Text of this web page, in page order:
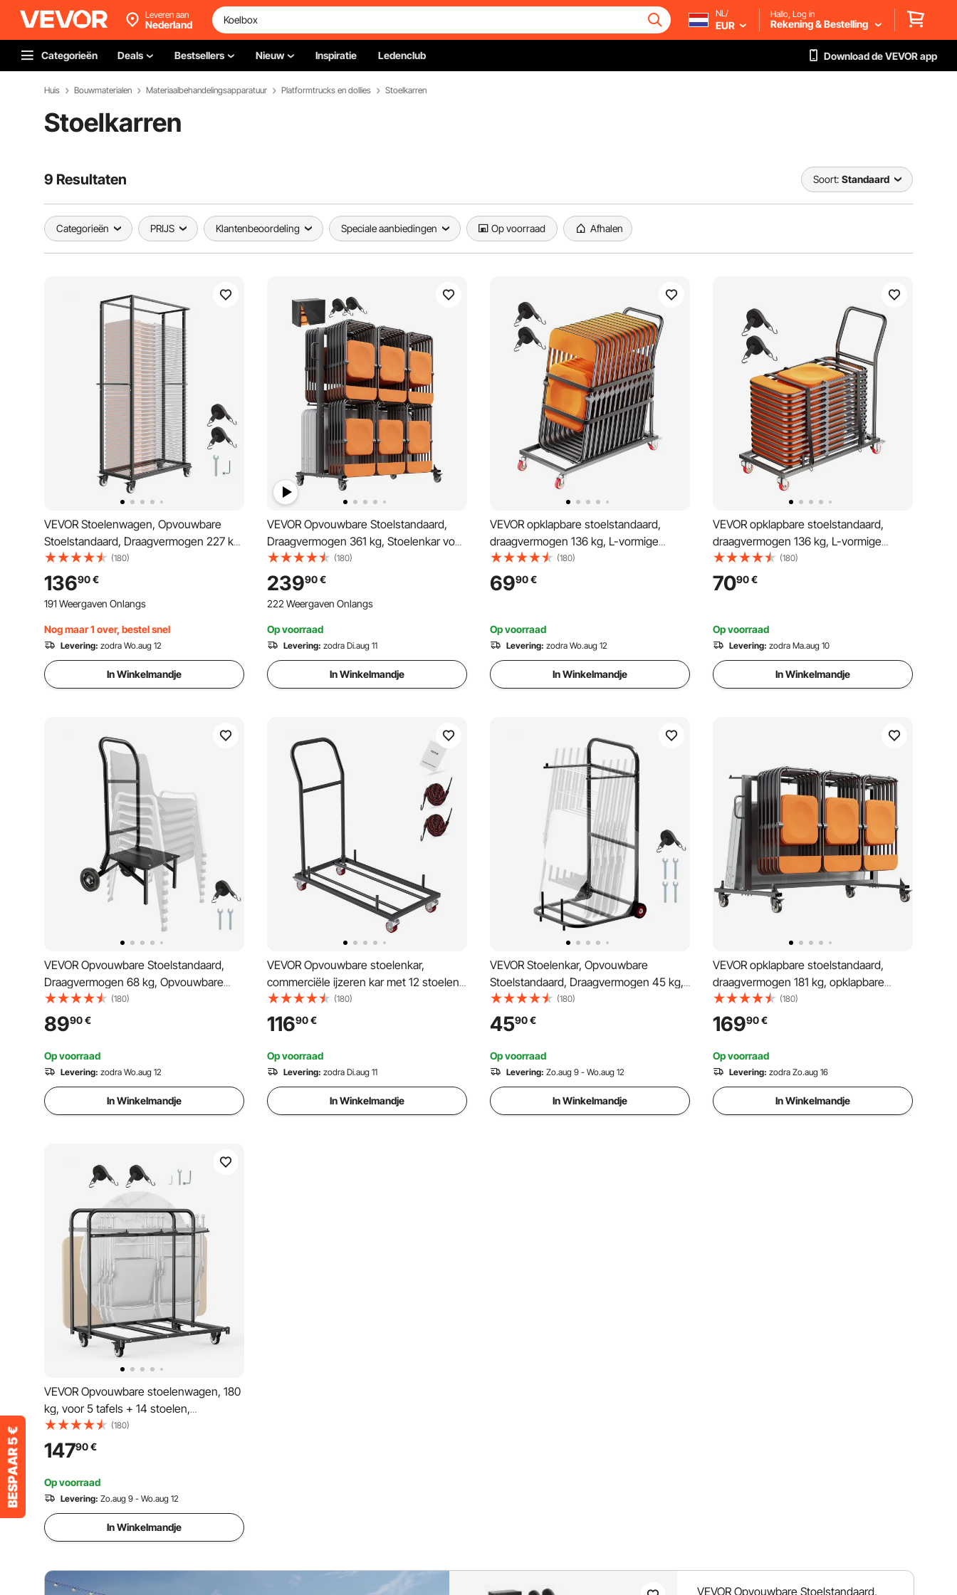
Leveren aan
Nederland
NL/
EUR
Hallo, Log in
Rekening & Bestelling
Categorieën Deals Bestsellers Nieuw Inspiratie Ledenclub Download de VEVOR app
Huis Bouwmaterialen Materiaalbehandelingsapparatuur Platformtrucks en dollies Stoelkarren
Stoelkarren
9 Resultaten Soort: Standaard
Categorieën PRIJS Klantenbeoordeling Speciale aanbiedingen Op voorraad Afhalen
VEVOR Stoelenwagen, Opvouwbare
Stoelstandaard, Draagvermogen 227 kg,
Robuuste Stoelenwagen voor 60
Stoelen, Metalen Stoelstandaard met
Zwenkwielen en Vergrendelbare Wielen,
voor Feesten en Evenementen, Hotels,
Matzwart
(180)
13690€
191 Weergaven Onlangs
Nog maar 1 over, bestel snel
Levering: zodra Wo.aug 12
In Winkelmandje
VEVOR Opvouwbare Stoelstandaard,
Draagvermogen 361 kg, Stoelenkar voor
84 stoelen/12 tafels, Dubbellaagse
stoelopslagkar met rubberen wielen en
houders, Grote stoelhouder, Matzwart
(180)
23990€
222 Weergaven Onlangs
Op voorraad
Levering: zodra Di.aug 11
In Winkelmandje
VEVOR opklapbare stoelstandaard,
draagvermogen 136 kg, L-vormige
stoeltrolley voor verticale plaatsing van
25 stoelen, metalen transporttrolley met
rubberen wielen, multifunctionele
(180)
6990€
Op voorraad
Levering: zodra Wo.aug 12
In Winkelmandje
VEVOR opklapbare stoelstandaard,
draagvermogen 136 kg, L-vormige
horizontale stoeltrolley voor 25 stoelen,
robuuste metalen stoelopbergwagen
met rubberen wielen en houders, grote
(180)
7090€
Op voorraad
Levering: zodra Ma.aug 10
In Winkelmandje
VEVOR Opvouwbare Stoelstandaard,
Draagvermogen 68 kg, Opvouwbare
Stoelkar voor het Stapelen van 10
Stoelen, Multifunctionele Metalen
Stoelkar met Rubberen Wielen, Push-
to-Move Stoelhouder, Matzwart
(180)
8990€
Op voorraad
Levering: zodra Wo.aug 12
In Winkelmandje
VEVOR Opvouwbare stoelenkar,
commerciële ijzeren kar met 12 stoelen,
opvouwbare stoelenplankkar met 4
wielen, opberg- en transportkar voor
platte, stapelbare stoelen van kunststof,
hars en hout
(180)
11690€
Op voorraad
Levering: zodra Di.aug 11
In Winkelmandje
VEVOR Stoelenkar, Opvouwbare
Stoelstandaard, Draagvermogen 45 kg,
Robuuste Stoelenkar voor het
Ophangen van 10 Stoelen, Metalen
Stoelenkar met Rubberen Wielen, Push-
Move Stoelhouder, Matzwart
(180)
4590€
Op voorraad
Levering: Zo.aug 9 - Wo.aug 12
In Winkelmandje
VEVOR opklapbare stoelstandaard,
draagvermogen 181 kg, opklapbare
stoeltrolley voor 42 stoelen of 12 tafels,
multifunctionele stoeltrolley met
rubberen wielen en houders, grote
stoelhouder, matzwart
(180)
16990€
Op voorraad
Levering: zodra Zo.aug 16
In Winkelmandje
VEVOR Opvouwbare stoelenwagen, 180
kg, voor 5 tafels + 14 stoelen,
stoelenopslagwagen met stoelhouder
met zwenkwielen en vergrendelbare
wielen, voor feesten en evenementen,
hotels, matzwart
(180)
14790€
Op voorraad
Levering: Zo.aug 9 - Wo.aug 12
In Winkelmandje
VEVOR Opvouwbare Stoelstandaard,